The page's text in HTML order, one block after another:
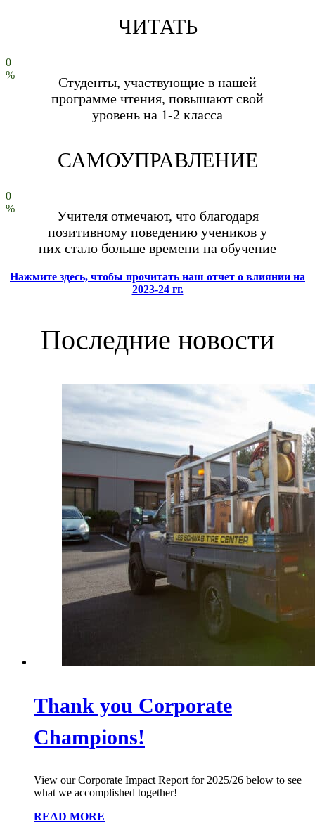
ЧИТАТЬ
0
%
Студенты, участвующие в нашей
программе чтения, повышают свой
уровень на 1-2 класса
САМОУПРАВЛЕНИЕ
0
%
Учителя отмечают, что благодаря
позитивному поведению учеников у
них стало больше времени на обучение
Нажмите здесь, чтобы прочитать наш отчет о влиянии на
2023-24 гг.
Последние новости
Thank you Corporate
Champions!
View our Corporate Impact Report for 2025/26 below to see
what we accomplished together!
READ MORE